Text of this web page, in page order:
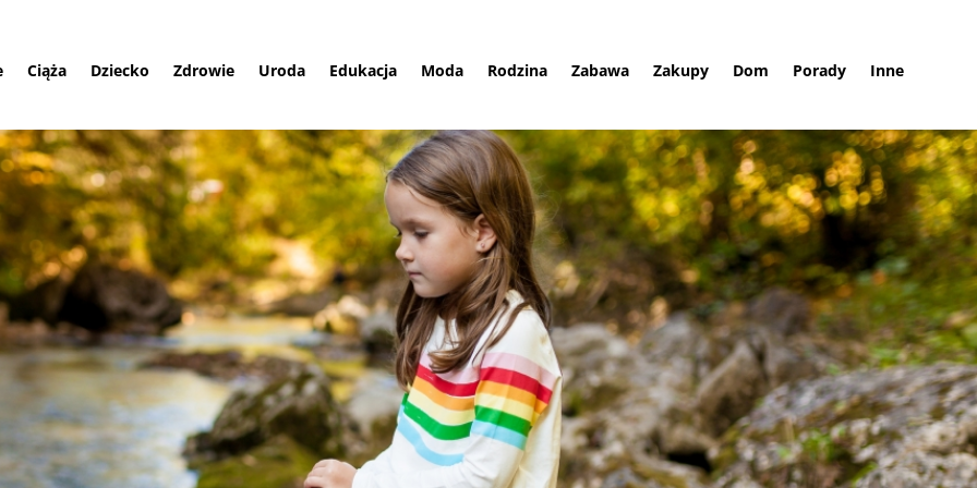
Ciąża Dziecko Zdrowie Uroda Edukacja Moda Rodzina Zabawa Zakupy Dom Porady Inne